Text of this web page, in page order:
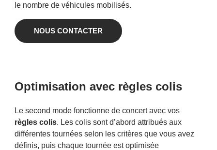
le nombre de véhicules mobilisés.
NOUS CONTACTER
Optimisation avec règles colis
Le second mode fonctionne de concert avec vos
règles colis. Les colis sont d’abord attribués aux
différentes tournées selon les critères que vous avez
définis, puis chaque tournée est optimisée